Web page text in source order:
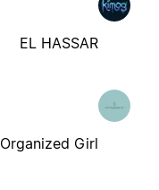
EL HASSAR
That Organized Girl